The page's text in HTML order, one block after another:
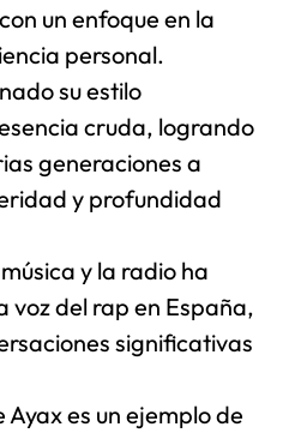
un enfoque en la
personal.
su estilo
cruda, logrando
generaciones a
y profundidad
y la radio ha
voz del rap en España,
significativas
es un ejemplo de